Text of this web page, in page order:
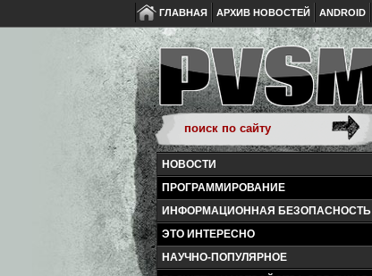
ГЛАВНАЯ АРХИВ НОВОСТЕЙ ANDROID
НОВОСТИ
ПРОГРАММИРОВАНИЕ
ИНФОРМАЦИОННАЯ БЕЗОПАСНОСТЬ
ЭТО ИНТЕРЕСНО
НАУЧНО-ПОПУЛЯРНОЕ